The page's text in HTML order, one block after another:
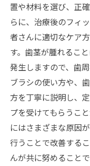
置や材料を選び、正
らに、治療後のフィ
者さんに適切なケア
す。歯茎が腫れるこ
発生しますので、歯
ブラシの使い方や、
方を丁寧に説明し、
プを受けてもらうこ
にはさまざまな原因
行うことで改善する
んが共に努めること